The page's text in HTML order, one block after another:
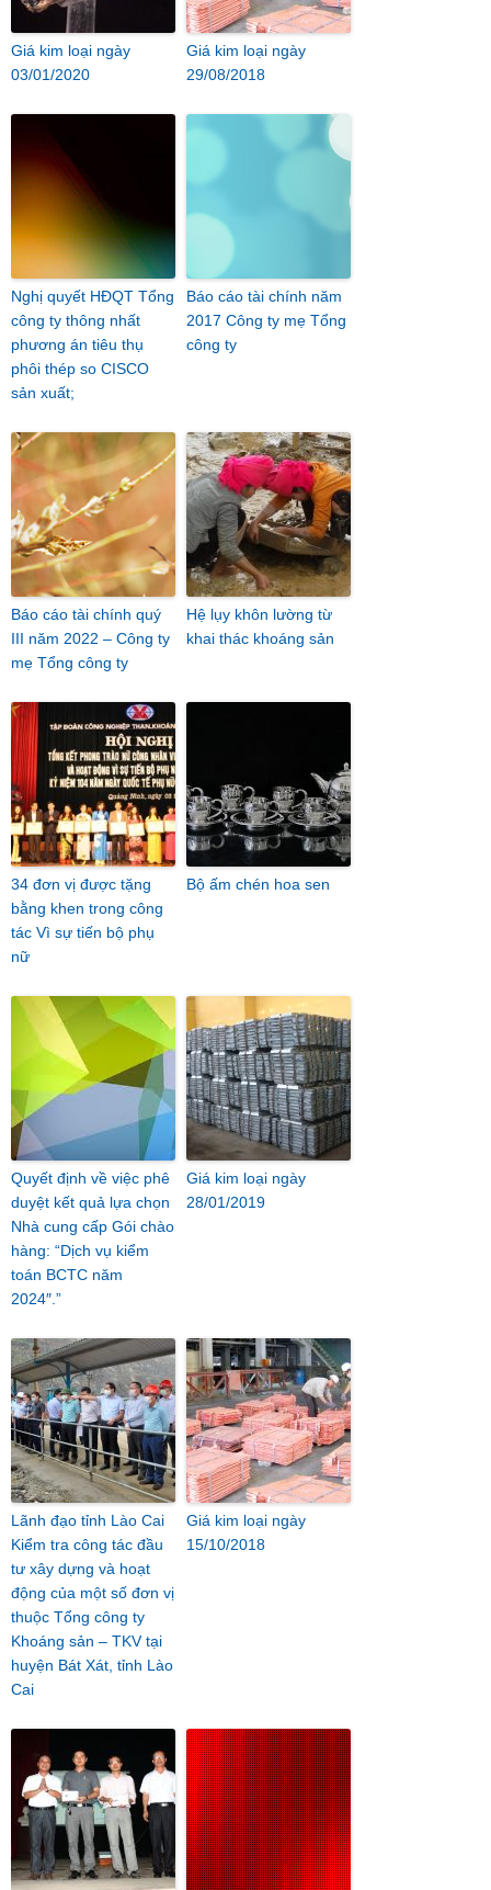
Giá kim loại ngày
03/01/2020
Giá kim loại ngày
29/08/2018
Nghị quyết HĐQT Tổng
công ty thông nhất
phương án tiêu thụ
phôi thép so CISCO
sản xuất;
Báo cáo tài chính năm
2017 Công ty mẹ Tổng
công ty
Báo cáo tài chính quý
III năm 2022 – Công ty
mẹ Tổng công ty
Hệ lụy khôn lường từ
khai thác khoáng sản
34 đơn vị được tặng
bằng khen trong công
tác Vì sự tiến bộ phụ
nữ
Bộ ấm chén hoa sen
Quyết định về việc phê
duyệt kết quả lựa chọn
Nhà cung cấp Gói chào
hàng: “Dịch vụ kiểm
toán BCTC năm
2024″.”
Giá kim loại ngày
28/01/2019
Lãnh đạo tỉnh Lào Cai
Kiểm tra công tác đầu
tư xây dựng và hoạt
động của một số đơn vị
thuộc Tổng công ty
Khoáng sản – TKV tại
huyện Bát Xát, tỉnh Lào
Cai
Giá kim loại ngày
15/10/2018